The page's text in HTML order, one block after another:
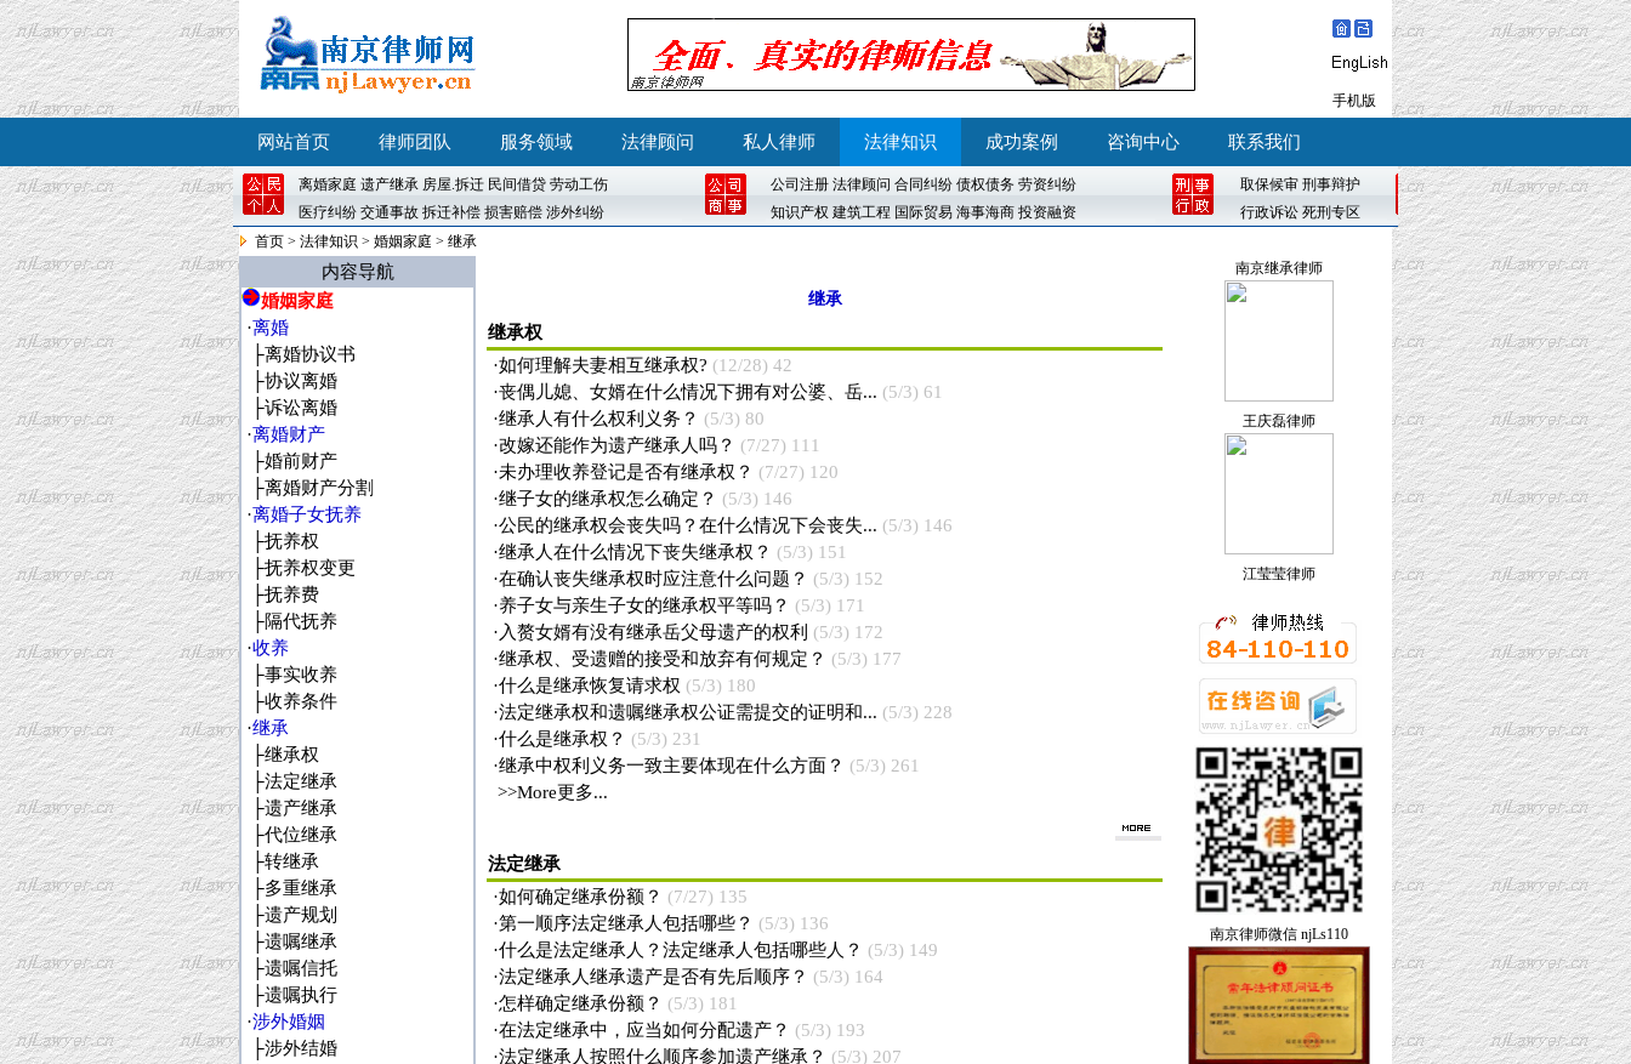
手机版
网站首页 律师团队 服务领域 法律顾问 私人律师 法律知识 成功案例 咨询中心 联系我们
离婚家庭 遗产继承 房屋.拆迁 民间借贷 劳动工伤 公司注册 法律顾问 合同纠纷 债权债务 劳资纠纷 取保候审 刑事辩护
医疗纠纷 交通事故 拆迁补偿 损害赔偿 涉外纠纷 知识产权 建筑工程 国际贸易 海事海商 投资融资 行政诉讼 死刑专区
首页 > 法律知识 > 婚姻家庭 > 继承
内容导航
婚姻家庭
·离婚
├离婚协议书
├协议离婚
├诉讼离婚
·离婚财产
├婚前财产
├离婚财产分割
·离婚子女抚养
├抚养权
├抚养权变更
├抚养费
├隔代抚养
·收养
├事实收养
├收养条件
·继承
├继承权
├法定继承
├遗产继承
├代位继承
├转继承
├多重继承
├遗产规划
├遗嘱继承
├遗嘱信托
├遗嘱执行
·涉外婚姻
├涉外结婚
继承
继承权
·如何理解夫妻相互继承权? (12/28) 42
·丧偶儿媳、女婿在什么情况下拥有对公婆、岳... (5/3) 61
·继承人有什么权利义务？ (5/3) 80
·改嫁还能作为遗产继承人吗？ (7/27) 111
·未办理收养登记是否有继承权？ (7/27) 120
·继子女的继承权怎么确定？ (5/3) 146
·公民的继承权会丧失吗？在什么情况下会丧失... (5/3) 146
·继承人在什么情况下丧失继承权？ (5/3) 151
·在确认丧失继承权时应注意什么问题？ (5/3) 152
·养子女与亲生子女的继承权平等吗？ (5/3) 171
· 入赘女婿有没有继承岳父母遗产的权利 (5/3) 172
·继承权、受遗赠的接受和放弃有何规定？ (5/3) 177
·什么是继承恢复请求权 (5/3) 180
·法定继承权和遗嘱继承权公证需提交的证明和... (5/3) 228
·什么是继承权？ (5/3) 231
·继承中权利义务一致主要体现在什么方面？ (5/3) 261
>>More更多...
法定继承
·如何确定继承份额？ (7/27) 135
·第一顺序法定继承人包括哪些？ (5/3) 136
·什么是法定继承人？法定继承人包括哪些人？ (5/3) 149
·法定继承人继承遗产是否有先后顺序？ (5/3) 164
·怎样确定继承份额？ (5/3) 181
·在法定继承中，应当如何分配遗产？ (5/3) 193
·法定继承人按照什么顺序参加遗产继承？ (5/3) 207
南京继承律师
王庆磊律师
江莹莹律师
南京律师微信 njLs110